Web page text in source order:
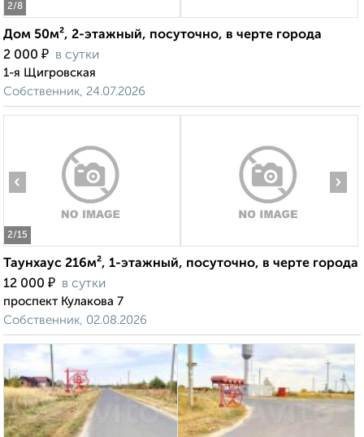
2/8
Дом 50м², 2-этажный, посуточно, в черте города
2 000 ₽ в сутки
1-я Щигровская
Собственник, 24.07.2026
2/15
‹ ›
Таунхаус 216м², 1-этажный, посуточно, в черте города
12 000 ₽ в сутки
проспект Кулакова 7
Собственник, 02.08.2026